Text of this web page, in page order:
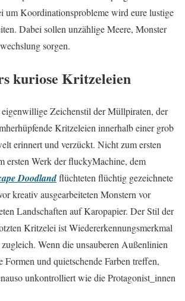
um Koordinationsprobleme wird eure lustige
Dabei sollen unzählige Meere, Monster
sorgen.
kuriose Kritzeleien
Zeichenstil der Müllpiraten, der
Kritzeleien innerhalb einer grob
erinnert und verzückt. Nicht zum ersten
ersten Werk der fluckyMachine, dem
Doodlandflüchteten flüchtig gezeichnete
kreativ ausgearbeiteten Monstern vor
Landschaften auf Karopapier. Der Stil der
Kritzelei ist Wiedererkennungsmerkmal
Wenn die unsauberen Außenlinien
Formen und quietschende Farben treffen,
unkontrolliert wie die Protagonist_innen